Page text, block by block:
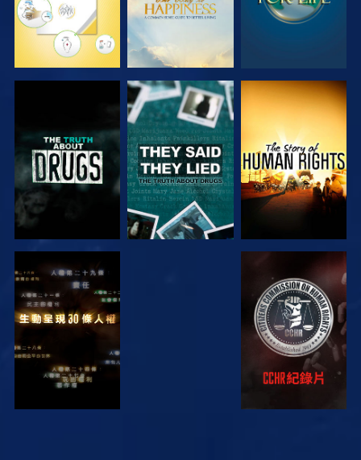
觀看 觀看
觀看 觀看